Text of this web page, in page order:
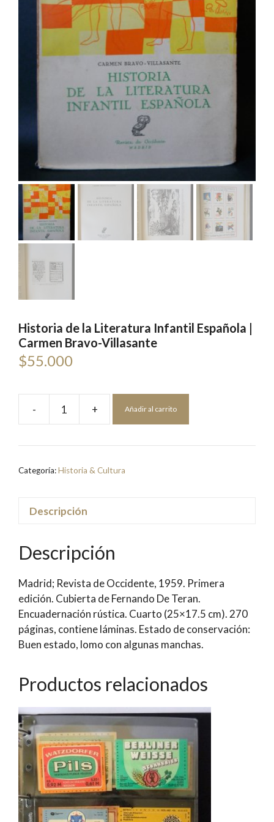
Historia de la Literatura Infantil Española |
Carmen Bravo-Villasante
$55.000
-
Historia
la
Infantil
Villasante
+ Añadir al carrito
Categoría:Historia & Cultura
Descripción
Descripción
Madrid; Revista de Occidente, 1959. Primera
edición. Cubierta de Fernando De Teran.
Encuadernación rústica. Cuarto (25×17.5 cm). 270
páginas, contiene láminas. Estado de conservación:
Buen estado, lomo con algunas manchas.
Productos relacionados